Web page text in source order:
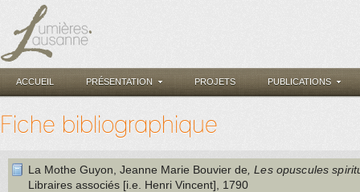
ACCUEIL PRÉSENTATION PROJETS PUBLICATIONS
Fiche bibliographique
La Mothe Guyon, Jeanne Marie Bouvier de , Les opuscules
Libraires associés [i.e. Henri Vincent] , 1790